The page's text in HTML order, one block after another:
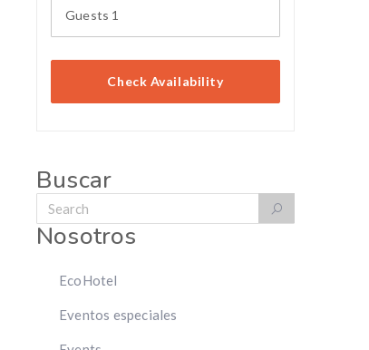
Guests 1
Check Availability
Buscar
Nosotros
EcoHotel
Eventos especiales